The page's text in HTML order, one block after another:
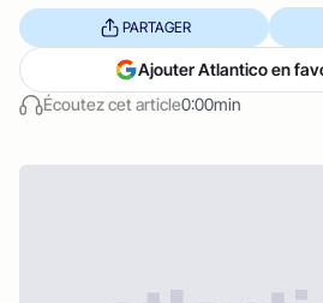
Écoutez cet article0:00min
PARTAGER
Ajouter Atlantico en